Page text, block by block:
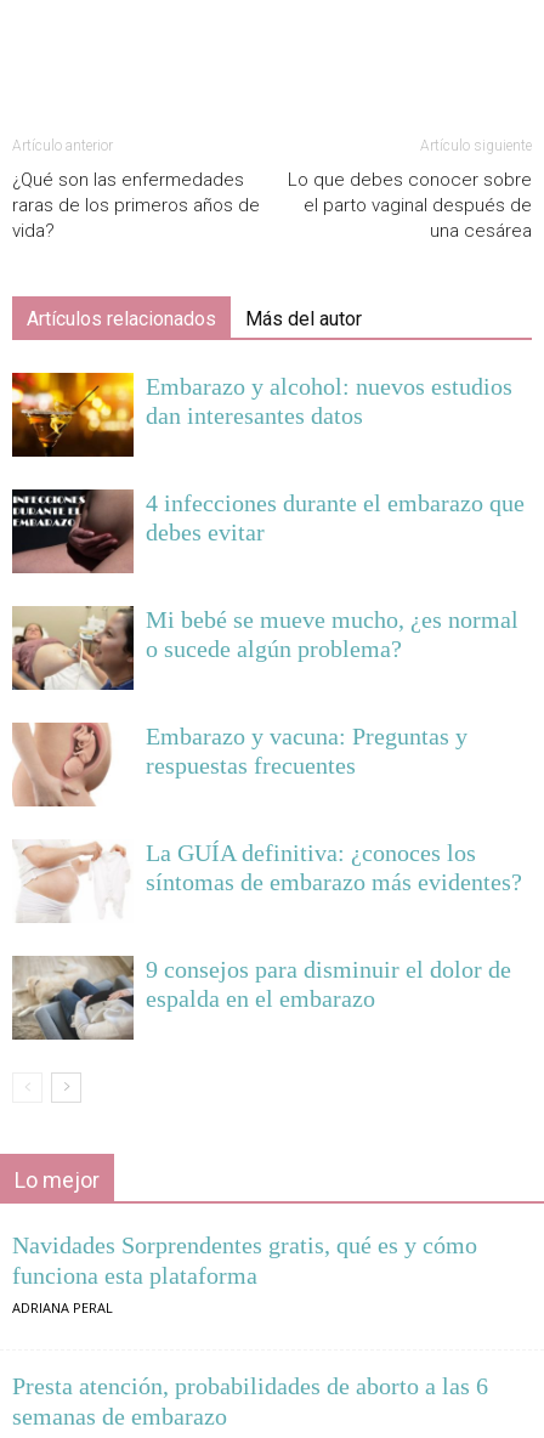
Artículo anterior
¿Qué son las enfermedades
raras de los primeros años de
vida?
Artículo siguiente
Lo que debes conocer sobre
el parto vaginal después de
una cesárea
Artículos relacionados Más del autor
Embarazo y alcohol: nuevos estudios
dan interesantes datos
4 infecciones durante el embarazo que
debes evitar
Mi bebé se mueve mucho, ¿es normal
o sucede algún problema?
Embarazo y vacuna: Preguntas y
respuestas frecuentes
La GUÍA definitiva: ¿conoces los
síntomas de embarazo más evidentes?
9 consejos para disminuir el dolor de
espalda en el embarazo
Lo mejor
Navidades Sorprendentes gratis, qué es y cómo
funciona esta plataforma
ADRIANA PERAL
Presta atención, probabilidades de aborto a las 6
semanas de embarazo